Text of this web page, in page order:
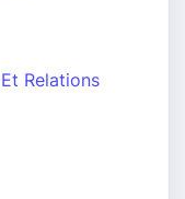
Relations